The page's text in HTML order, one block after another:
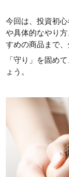
今回は、投資初
や具体的なやり
すめの商品まで、
「守り」を固め
ょう。